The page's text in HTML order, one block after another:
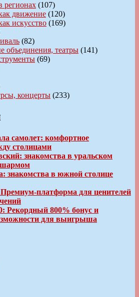
регионах (107)
движение (120)
искусство (169)
(82)
объединения, театры (141)
(69)
концерты (233)
самолет: комфортное
столицами
знакомства в уральском
шармом
знакомства в южной столице
платформа для ценителей
Рекордный 800% бонус и
для выигрыша